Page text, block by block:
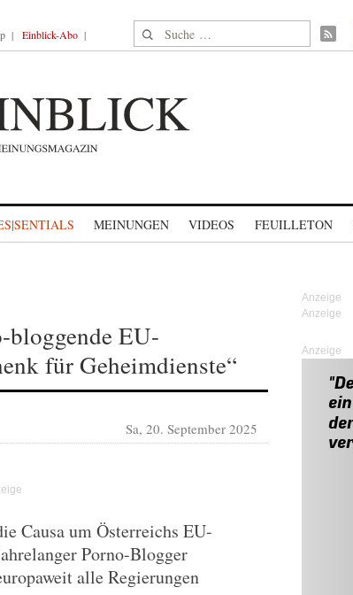
Einblick-Abo Suche nach:
MEINUNGEN VIDEOS FEUILLETON
bloggende EU-
für Geheimdienste“
Sa, 20. September 2025
Causa um Österreichs EU-
Porno-Blogger
alle Regierungen
Anzeige